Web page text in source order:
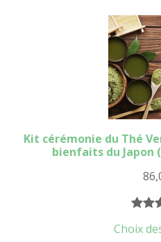
client
Kit cérémonie du Thé
bienfaits du Japon
sur
Choix